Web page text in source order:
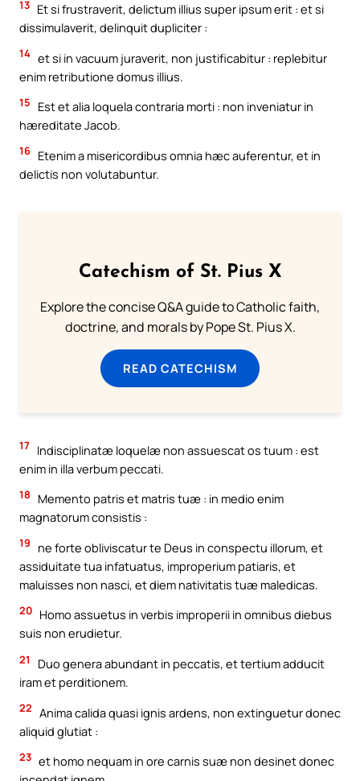
13 Et si frustraverit, delictum illius super ipsum erit : et si
dissimulaverit, delinquit dupliciter :
14 et si in vacuum juraverit, non justificabitur : replebitur
enim retributione domus illius.
15
Est et alia loquela contraria morti : non inveniatur in
hæreditate Jacob.
16 Etenim a misericordibus omnia hæc auferentur, et in
delictis non volutabuntur.
Catechism of St. Pius X
Explore the concise Q&A guide to Catholic faith,
doctrine, and morals by Pope St. Pius X.
READ CATECHISM
17 Indisciplinatæ loquelæ non assuescat os tuum : est
enim in illa verbum peccati.
18
Memento patris et matris tuæ : in medio enim
magnatorum consistis :
19
ne forte obliviscatur te Deus in conspectu illorum, et
assiduitate tua infatuatus, improperium patiaris, et
maluisses non nasci, et diem nativitatis tuæ maledicas.
20 Homo assuetus in verbis improperii in omnibus diebus
suis non erudietur.
21
Duo genera abundant in peccatis, et tertium adducit
iram et perditionem.
22 Anima calida quasi ignis ardens, non extinguetur donec
aliquid glutiat :
23 et homo nequam in ore carnis suæ non desinet donec